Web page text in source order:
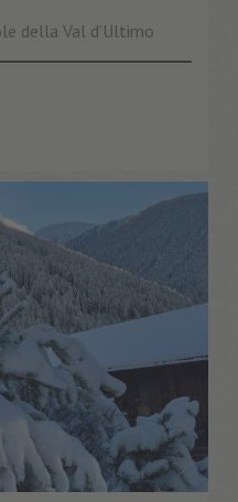
della Val d’Ultimo